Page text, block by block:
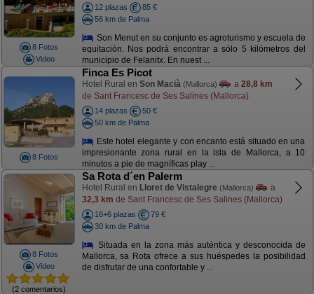
8 Fotos
Video
12 plazas
85 €
56 km de Palma
Son Menut en su conjunto es agroturismo y escuela de
equitación. Nos podrá encontrar a sólo 5 kilómetros del
municipio de Felanitx. En nuest ...
8 Fotos
Finca Es Picot
Hotel Rural en Son Macià (Mallorca) a 28,8 km
de Sant Francesc de Ses Salines (Mallorca)
14 plazas
50 €
50 km de Palma
Este hotel elegante y con encanto está situado en una
impresionante zona rural en la isla de Mallorca, a 10
minutos a pie de magníficas play ...
8 Fotos
Video
(2 comentarios)
Sa Rota d´en Palerm
Hotel Rural en Lloret de Vistalegre (Mallorca)
a
32,3 km de Sant Francesc de Ses Salines (Mallorca)
16+6 plazas
79 €
30 km de Palma
Situada en la zona más auténtica y desconocida de
Mallorca, sa Rota ofrece a sus huéspedes la posibilidad
de disfrutar de una confortable y ...